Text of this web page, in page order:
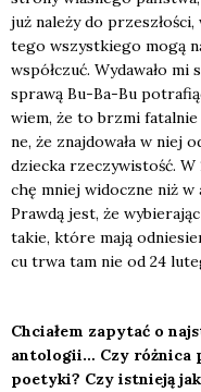
już nale­ży do
tego wszyst­kie­go mogą
współ­czuć. Wyda­wa­ło
spra­wą Bu-Ba-Bu
wiem, że to brzmi fatal­nie
ne, że znaj­do­wa­ła w niej
dziec­ka rze­czy­wi­stość. W
chę mniej widocz­ne niż
Praw­dą jest, że
takie, któ­re mają
cu trwa tam nie od 24
Chcia­łem zapy­tać o
anto­lo­gii… Czy róż­ni­ca
poety­ki? Czy ist­nie­ją